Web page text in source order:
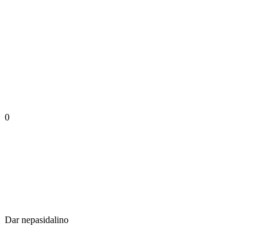
0
Dar nepasidalino